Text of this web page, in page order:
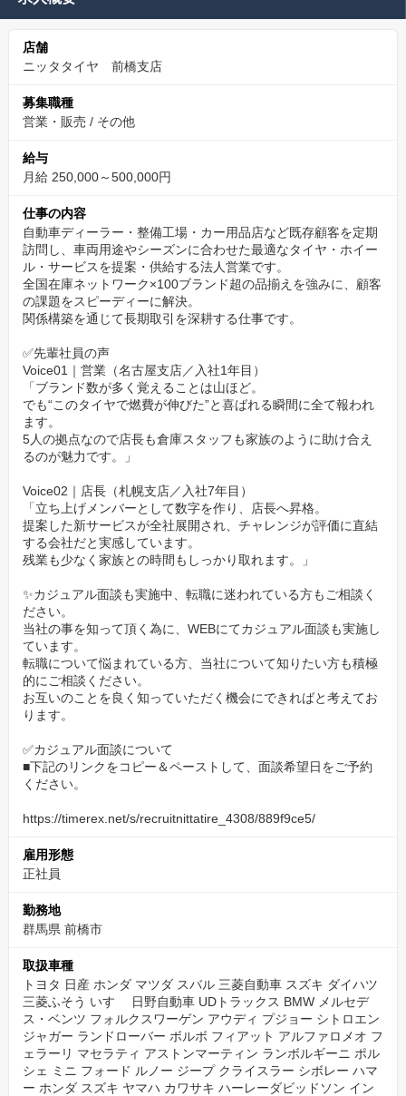
働きやすさを追求
日曜・祝日が固定休み、月1〜2回の土曜休と長期連休で年間休日
男性育休取得実績もあり、ライフイベントを安心して迎えられる
環境です。
充実の福利厚生
ットで無料観戦可。
社員同士で声援を送りリフレッシュ＆横のつながりを深められま
す。
成果はしっかり還元
行などの制度もあり、現地工場視察や文化体験を通じて刺激を受
け、次のステージへ挑む原動力になります。
店舗
ニッタタイヤ 前橋支店
募集職種
営業・販売 / その他
給与
月給 250,000～500,000円
仕事の内容
自動車ディーラー・整備工場・カー用品店など既存顧客を定期
訪問し、車両用途やシーズンに合わせた最適なタイヤ・ホイー
ル・サービスを提案・供給する法人営業です。
全国在庫ネットワーク×100ブランド超の品揃えを強みに、顧客
の課題をスピーディーに解決。
関係構築を通じて長期取引を深耕する仕事です。
✅先輩社員の声
Voice01｜営業（名古屋支店／入社1年目）
「ブランド数が多く覚えることは山ほど。
でも“このタイヤで燃費が伸びた”と喜ばれる瞬間に全て報われ
ます。
5人の拠点なので店長も倉庫スタッフも家族のように助け合え
るのが魅力です。」
Voice02｜店長（札幌支店／入社7年目）
「立ち上げメンバーとして数字を作り、店長へ昇格。
提案した新サービスが全社展開され、チャレンジが評価に直結
する会社だと実感しています。
残業も少なく家族との時間もしっかり取れます。」
✨カジュアル面談も実施中、転職に迷われている方もご相談く
ださい。
当社の事を知って頂く為に、WEBにてカジュアル面談も実施し
ています。
転職について悩まれている方、当社について知りたい方も積極
的にご相談ください。
お互いのことを良く知っていただく機会にできればと考えてお
ります。
✅カジュアル面談について
■下記のリンクをコピー＆ペーストして、面談希望日をご予約
ください。
https://timerex.net/s/recruitnittatire_4308/889f9ce5/
雇用形態
正社員
勤務地
群馬県 前橋市
取扱車種
トヨタ 日産 ホンダ マツダ スバル 三菱自動車 スズキ ダイハツ
三菱ふそう いすゞ 日野自動車 UDトラックス BMW メルセデ
ス・ベンツ フォルクスワーゲン アウディ プジョー シトロエン
ジャガー ランドローバー ボルボ フィアット アルファロメオ フ
ェラーリ マセラティ アストンマーティン ランボルギーニ ポル
シェ ミニ フォード ルノー ジープ クライスラー シボレー ハマ
ー ホンダ スズキ ヤマハ カワサキ ハーレーダビッドソン イン